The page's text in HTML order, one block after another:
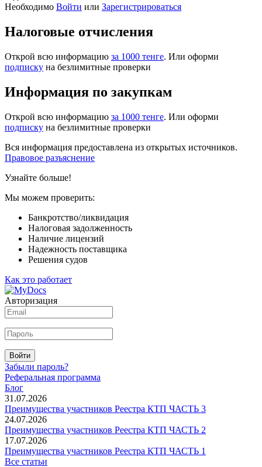
Необходимо Войти или Зарегистрироваться
Налоговые отчисления
Открой всю информацию за 1000 тенге. Или оформи
подписку на безлимитные проверки
Информация по закупкам
Открой всю информацию за 1000 тенге. Или оформи
подписку на безлимитные проверки
Вся информация предоставлена из открытых источников.
Правовое разъяснение
Узнайте больше!
Мы можем проверить:
Банкротство/ликвидация
Налоговая задолженность
Наличие лицензий
Надежность поставщика
Решения судов
Как это работает
Авторизация
Войти
Забыли пароль?
Реферальная программа
Блог
31.07.2026
Преимущества участников Реестра КТП ЧАСТЬ 3
24.07.2026
Преимущества участников Реестра КТП ЧАСТЬ 2
17.07.2026
Преимущества участников Реестра КТП ЧАСТЬ 1
Все статьи